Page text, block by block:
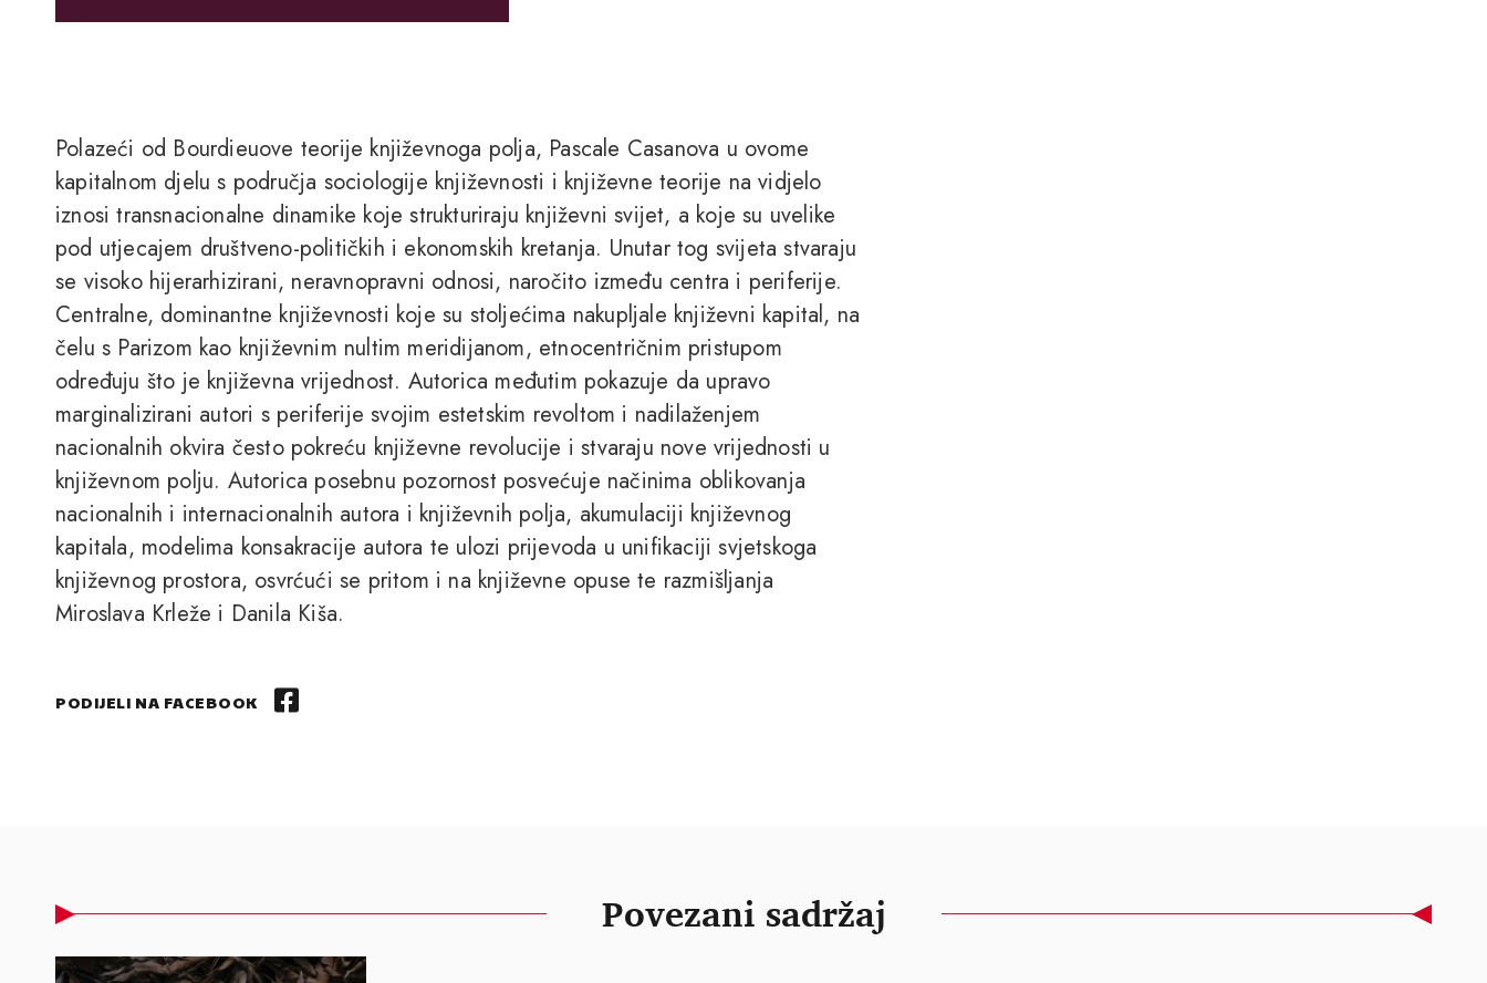
Polazeći od Bourdieuove teorije književnoga polja, Pascale Casanova u ovome
kapitalnom djelu s područja sociologije književnosti i književne teorije na vidjelo
iznosi transnacionalne dinamike koje strukturiraju književni svijet, a koje su uvelike
pod utjecajem društveno-političkih i ekonomskih kretanja. Unutar tog svijeta stvaraju
se visoko hijerarhizirani, neravnopravni odnosi, naročito između centra i periferije.
Centralne, dominantne književnosti koje su stoljećima nakupljale književni kapital, na
čelu s Parizom kao književnim nultim meridijanom, etnocentričnim pristupom
određuju što je književna vrijednost. Autorica međutim pokazuje da upravo
marginalizirani autori s periferije svojim estetskim revoltom i nadilaženjem
nacionalnih okvira često pokreću književne revolucije i stvaraju nove vrijednosti u
književnom polju. Autorica posebnu pozornost posvećuje načinima oblikovanja
nacionalnih i internacionalnih autora i književnih polja, akumulaciji književnog
kapitala, modelima konsakracije autora te ulozi prijevoda u unifikaciji svjetskoga
književnog prostora, osvrćući se pritom i na književne opuse te razmišljanja
Miroslava Krleže i Danila Kiša.
PODIJELI NA FACEBOOK
Povezani sadržaj